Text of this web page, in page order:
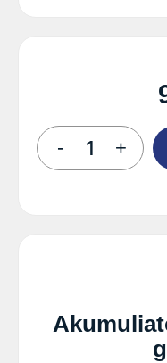
-
produkto
kiekis:
+